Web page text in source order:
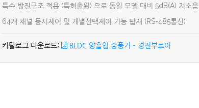
특수 방진구조 적용 (특허출원) 으로 동일 모델 대비 5dB(A) 저소음
64개 채널 동시제어 및 개별선택제어 기능 탑재 (RS-485통신)
BLDC 양흡입 송풍기 – 경진부로아